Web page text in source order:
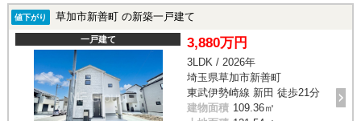
値下がり 草加市新善町 の新築一戸建て
一戸建て 3,880万円
3LDK / 2026年
埼玉県草加市新善町
東武伊勢崎線 新田 徒歩21分
建物面積 109.36㎡